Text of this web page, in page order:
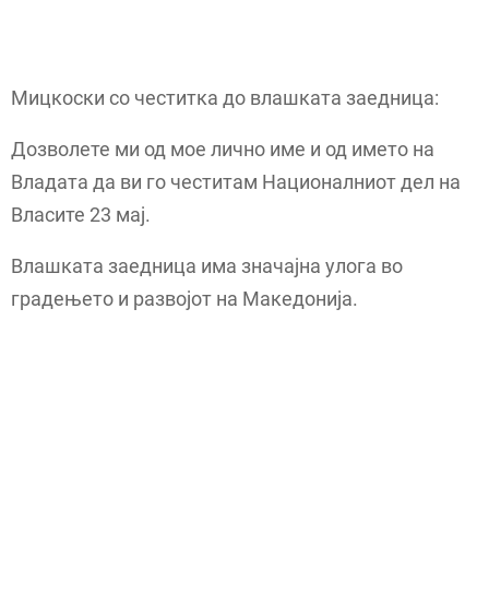
Мицкоски со честитка до влашката заедница:
Дозволете ми од мое лично име и од името на
Владата да ви го честитам Националниот дел на
Власите 23 мај.
Влашката заедница има значајна улога во
градењето и развојот на Македонија.